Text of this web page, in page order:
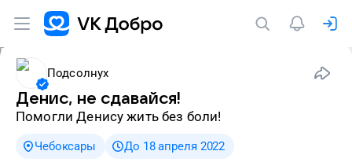
Подсолнух
Денис, не сдавайся!
Помогли Денису жить без боли!
Чебоксары До 18 апреля 2022